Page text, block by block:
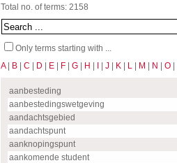
Total no. of terms: 2158
Only terms starting with ...
A| B C D E F G H J K L M N O
aanbesteding
aanbestedingswetgeving
aandachtsgebied
aandachtspunt
aanknopingspunt
aankomende student